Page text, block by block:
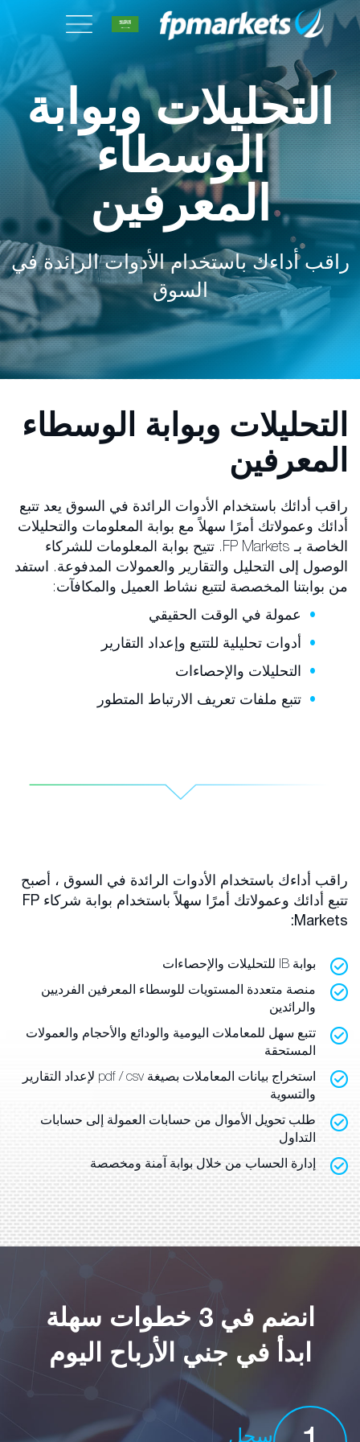
التحليلات وبوابة
الوسطاء
المعرفين
راقب أداءك باستخدام الأدوات الرائدة في
السوق
التحليلات وبوابة الوسطاء
المعرفين
راقب أدائك باستخدام الأدوات الرائدة في السوق يعد تتبع
أدائك وعمولاتك أمرًا سهلاً مع بوابة المعلومات والتحليلات
الخاصة بـ FP Markets. تتيح بوابة المعلومات للشركاء
الوصول إلى التحليل والتقارير والعمولات المدفوعة. استفد
من بوابتنا المخصصة لتتبع نشاط العميل والمكافآت:
عمولة في الوقت الحقيقي
أدوات تحليلية للتتبع وإعداد التقارير
التحليلات والإحصاءات
تتبع ملفات تعريف الارتباط المتطور
راقب أداءك باستخدام الأدوات الرائدة في السوق ، أصبح
تتبع أدائك وعمولاتك أمرًا سهلاً باستخدام بوابة شركاء FP
Markets:
بوابة IB للتحليلات والإحصاءات
منصة متعددة المستويات للوسطاء المعرفين الفرديين
والرائدين
تتبع سهل للمعاملات اليومية والودائع والأحجام والعمولات
المستحقة
استخراج بيانات المعاملات بصيغة pdf / csv لإعداد التقارير
والتسوية
طلب تحويل الأموال من حسابات العمولة إلى حسابات
التداول
إدارة الحساب من خلال بوابة آمنة ومخصصة
انضم في 3 خطوات سهلة
ابدأ في جني الأرباح اليوم